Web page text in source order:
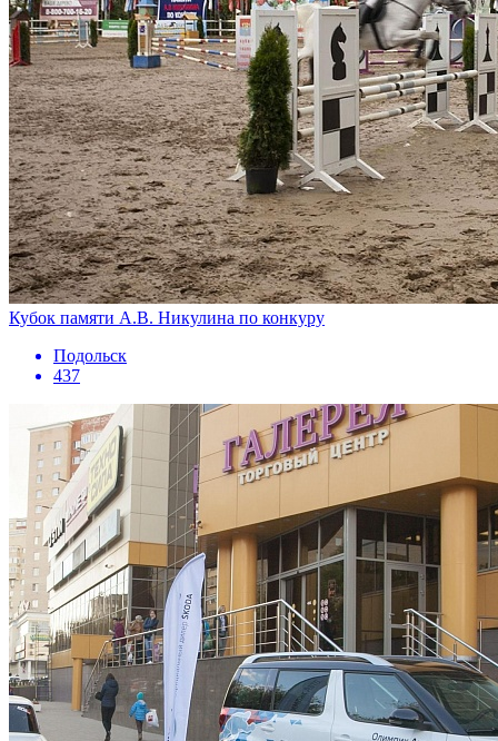
Кубок памяти А.В. Никулина по конкуру
Подольск
437